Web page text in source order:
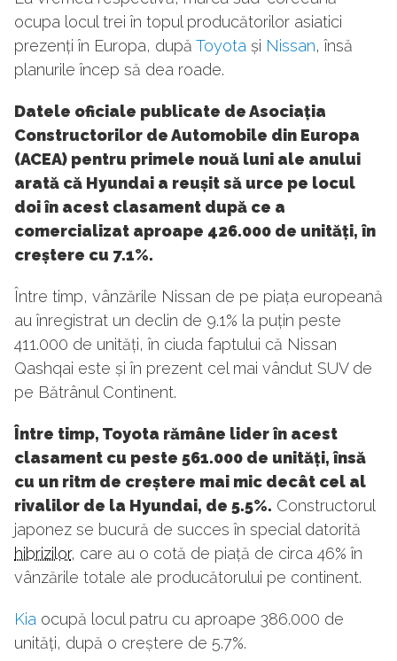
ocupa locul trei în topul producătorilor asiatici
prezenți în Europa, după Toyota și Nissan, însă
planurile încep să dea roade.
Datele oficiale publicate de Asociația
Constructorilor de Automobile din Europa
(ACEA) pentru primele nouă luni ale anului
arată că Hyundai a reușit să urce pe locul
doi în acest clasament după ce a
comercializat aproape 426.000 de unități, în
creștere cu 7.1%.
Între timp, vânzările Nissan de pe piața europeană
au înregistrat un declin de 9.1% la puțin peste
411.000 de unități, în ciuda faptului că Nissan
Qashqai este și în prezent cel mai vândut SUV de
pe Bătrânul Continent.
Între timp, Toyota rămâne lider în acest
clasament cu peste 561.000 de unități, însă
cu un ritm de creștere mai mic decât cel al
rivalilor de la Hyundai, de 5.5%. Constructorul
japonez se bucură de succes în special datorită
hibrizilor, care au o cotă de piață de circa 46% în
vânzările totale ale producătorului pe continent.
Kia ocupă locul patru cu aproape 386.000 de
unități, după o creștere de 5.7%.